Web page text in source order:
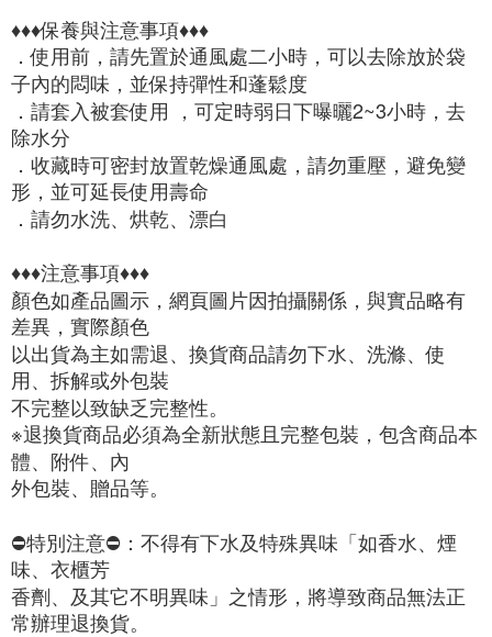
♦♦♦保養與注意事項♦♦♦
．使用前，請先置於通風處二小時，可以去除放於袋
子內的悶味，並保持彈性和蓬鬆度
．請套入被套使用 ，可定時弱日下曝曬2~3小時，去
除水分
．收藏時可密封放置乾燥通風處，請勿重壓，避免變
形，並可延長使用壽命
．請勿水洗、烘乾、漂白
♦♦♦注意事項♦♦♦
顏色如產品圖示，網頁圖片因拍攝關係，與實品略有
差異，實際顏色
以出貨為主如需退、換貨商品請勿下水、洗滌、使
用、拆解或外包裝
不完整以致缺乏完整性。
※退換貨商品必須為全新狀態且完整包裝，包含商品本
體、附件、內
外包裝、贈品等。
⛔️特別注意⛔️：不得有下水及特殊異味「如香水、煙
味、衣櫃芳
香劑、及其它不明異味」之情形，將導致商品無法正
常辦理退換貨。